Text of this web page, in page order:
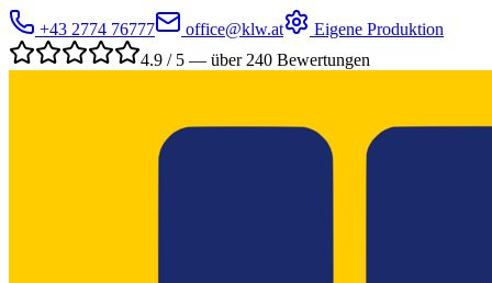
+43 2774 76777 office@klw.at
Eigene Produktion
4.9 / 5 — über 240 Bewertungen